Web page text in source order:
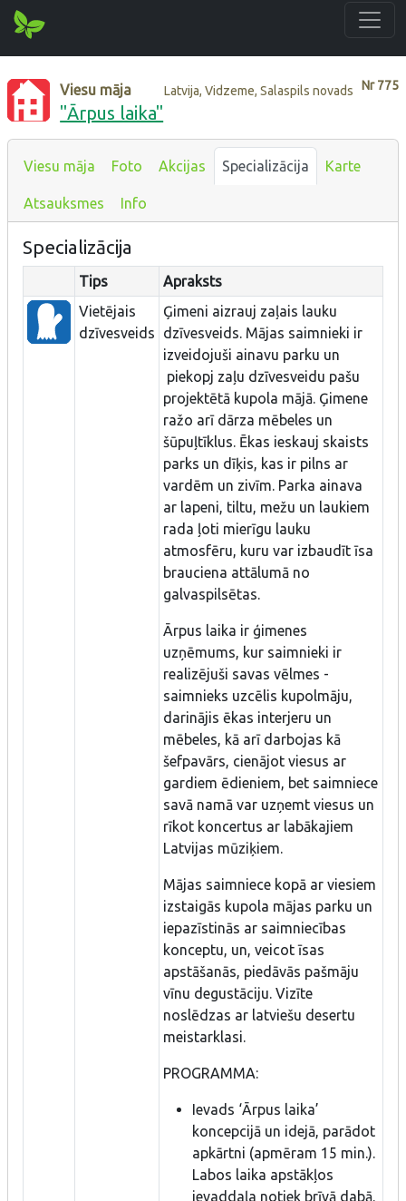
Nr775
Viesu māja Latvija, Vidzeme, Salaspils novads
"Ārpus laika"
Viesu māja Foto Akcijas Specializācija Karte
Atsauksmes Info
Specializācija
Tips
Apraksts
Vietējais
dzīvesveids
Ģimeni aizrauj zaļais lauku
dzīvesveids. Mājas saimnieki ir
izveidojuši ainavu parku un
piekopj zaļu dzīvesveidu pašu
projektētā kupola mājā. Ģimene
ražo arī dārza mēbeles un
šūpuļtīklus. Ēkas ieskauj skaists
parks un dīķis, kas ir pilns ar
vardēm un zivīm. Parka ainava
ar lapeni, tiltu, mežu un laukiem
rada ļoti mierīgu lauku
atmosfēru, kuru var izbaudīt īsa
brauciena attālumā no
galvaspilsētas.
Ārpus laika ir ģimenes
uzņēmums, kur saimnieki ir
realizējuši savas vēlmes -
saimnieks uzcēlis kupolmāju,
darinājis ēkas interjeru un
mēbeles, kā arī darbojas kā
šefpavārs, cienājot viesus ar
gardiem ēdieniem, bet saimniece
savā namā var uzņemt viesus un
rīkot koncertus ar labākajiem
Latvijas mūziķiem.
Mājas saimniece kopā ar viesiem
izstaigās kupola mājas parku un
iepazīstinās ar saimniecības
konceptu, un, veicot īsas
apstāšanās, piedāvās pašmāju
vīnu degustāciju. Vizīte
noslēdzas ar latviešu desertu
meistarklasi.
PROGRAMMA:
Ievads ‘Ārpus laika’
koncepcijā un idejā, parādot
apkārtni (apmēram 15 min.).
Labos laika apstākļos
ievaddaļa notiek brīvā dabā.